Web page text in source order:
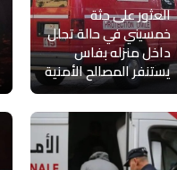
العثور على جثة
خمسيني في حالة تحلل
داخل منزله بفاس
يستنفر المصالح الأمنية